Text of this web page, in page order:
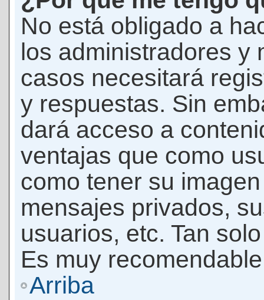
No está obligado a
los administradores y
casos necesitará
y respuestas. Sin
dará acceso a
ventajas que como
como tener su
mensajes privados,
usuarios, etc. Tan
Es muy
Arriba